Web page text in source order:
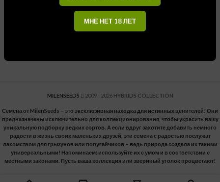
МНЕ НЕТ 18 ЛЕТ
CBD Compassion Photo
MILENSEEDS 2009 - 2026 HYBRIDS COLLECTION
Семена от MilenSeeds – это эксклюзивная находка для истинных ценителей! Они
предназначены исключительно для коллекционирования, чтобы украсить вашу
уникальную подборку редких сортов. А если вдруг захотите добавить немного
радости в жизнь своих маленьких друзей, эти семена с радостью послужат
лакомством для грызунов или попугайчиков – ведь природа создала их такими
универсальными! Напоминаем: используйте их с умом и в соответствии с
местными законами. Пусть ваша коллекция или звериный уголок процветают!